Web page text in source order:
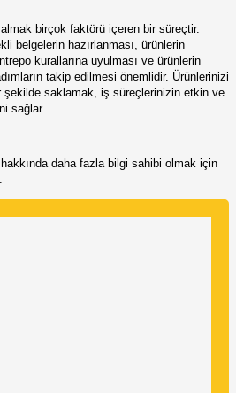
birçok faktörü içeren bir süreçtir.
belgelerin hazırlanması, ürünlerin
kurallarına uyulması ve ürünlerin
takip edilmesi önemlidir. Ürünlerinizi
şekilde saklamak, iş süreçlerinizin etkin ve
sağlar.
hakkında daha fazla bilgi sahibi olmak için